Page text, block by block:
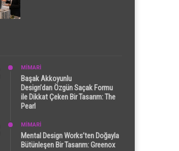
MİMARİ
Başak Akkoyunlu
Design’dan Özgün Saçak Formu
ile Dikkat Çeken Bir Tasarım: The
Pearl
MİMARİ
Mental Design Works’ten Doğayla
Bütünleşen Bir Tasarım: Greenox